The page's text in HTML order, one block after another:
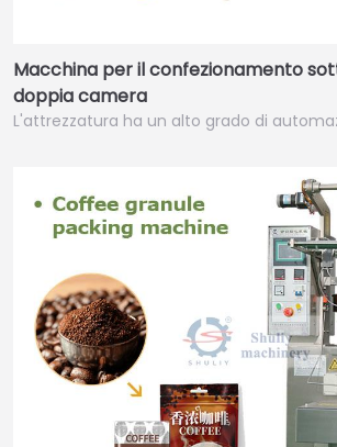
Macchina per il confezionamento
doppia camera
L'attrezzatura ha un alto grado di